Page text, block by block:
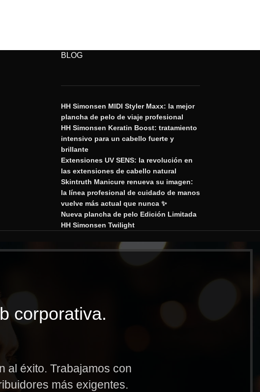
BLOG
HH Simonsen MIDI Styler Maxx: la mejor
plancha de pelo de viaje profesional
HH Simonsen Keratin Boost: tratamiento
intensivo para un cabello fuerte y
brillante
Extensiones UV SENS: la revolución en
las extensiones de cabello natural
Skintruth Manicure renueva su imagen:
la línea profesional de cuidado de manos
vuelve más actual que nunca ✨
Nueva plancha de pelo Edición Limitada
HH Simonsen Twilight
corporativa.
al éxito. Trabajamos con
más exigentes.